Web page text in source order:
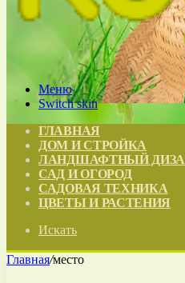
Меню
Switch skin
ГЛАВНАЯ
ДОМ И СТРОЙКА
ЛАНДШАФТНЫЙ
САД И ОГОРОД
САДОВАЯ ТЕХНИКА
ЦВЕТЫ И РАСТЕНИЯ
Искать
Главная/место